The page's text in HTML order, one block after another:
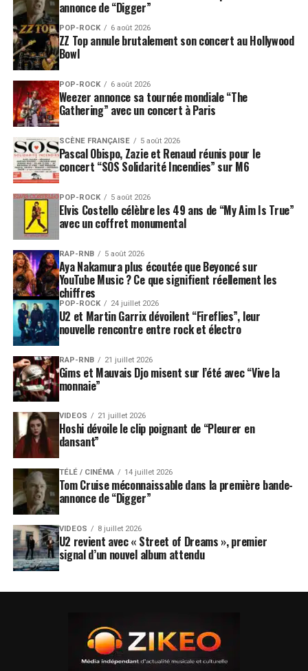
annonce de “Digger”
POP-ROCK 6 août 2026
ZZ Top annule brutalement son concert au Hollywood
Bowl
POP-ROCK 6 août 2026
Weezer annonce sa tournée mondiale “The
Gathering” avec un concert à Paris
SCÈNE FRANÇAISE 5 août 2026
Pascal Obispo, Zazie et Renaud réunis pour le
concert “SOS Solidarité Incendies” sur M6
POP-ROCK 5 août 2026
Elvis Costello célèbre les 49 ans de “My Aim Is True”
avec un coffret monumental
RAP-RNB 5 août 2026
Aya Nakamura plus écoutée que Beyoncé sur
YouTube Music ? Ce que signifient réellement les
chiffres
POP-ROCK 24 juillet 2026
U2 et Martin Garrix dévoilent “Fireflies”, leur
nouvelle rencontre entre rock et électro
RAP-RNB 21 juillet 2026
Gims et Mauvais Djo misent sur l’été avec “Vive la
monnaie”
VIDEOS 21 juillet 2026
Hoshi dévoile le clip poignant de “Pleurer en
dansant”
TÉLÉ / CINÉMA 14 juillet 2026
Tom Cruise méconnaissable dans la première bande-
annonce de “Digger”
VIDEOS 8 juillet 2026
U2 revient avec « Street of Dreams », premier
signal d’un nouvel album attendu